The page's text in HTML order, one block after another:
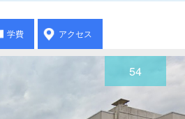
学費 アクセス
54